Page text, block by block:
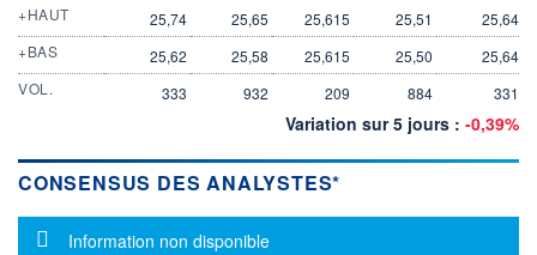
+HAUT
25,74 25,65 25,615 25,51
25,64
+BAS
25,62 25,58 25,615 25,50
25,64
VOL.
333 932 209 884 331
Variation sur 5 jours : -0,39%
CONSENSUS DES ANALYSTES*
Message d'information
Information non disponible